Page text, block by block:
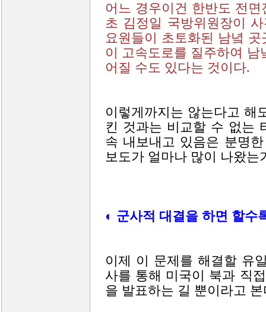
어느 경우이건 한반도 전
초 김정일 국방위원장이
요원들이 초토화된 남녘
이 고속도로를 질주하여
어질 수도 있다는 것이다.
이렇게까지는 않는다고 해
킨 것과는 비교할 수 없는
속 내보내고 있음은 분명
보도가 얼마나 많이 나왔는
◐ 군사적 대결을 하면 할수
이제 이 문제를 해결할 유
사를 통해 미국이 북과 직
을 발표하는 길 뿐이라고 본